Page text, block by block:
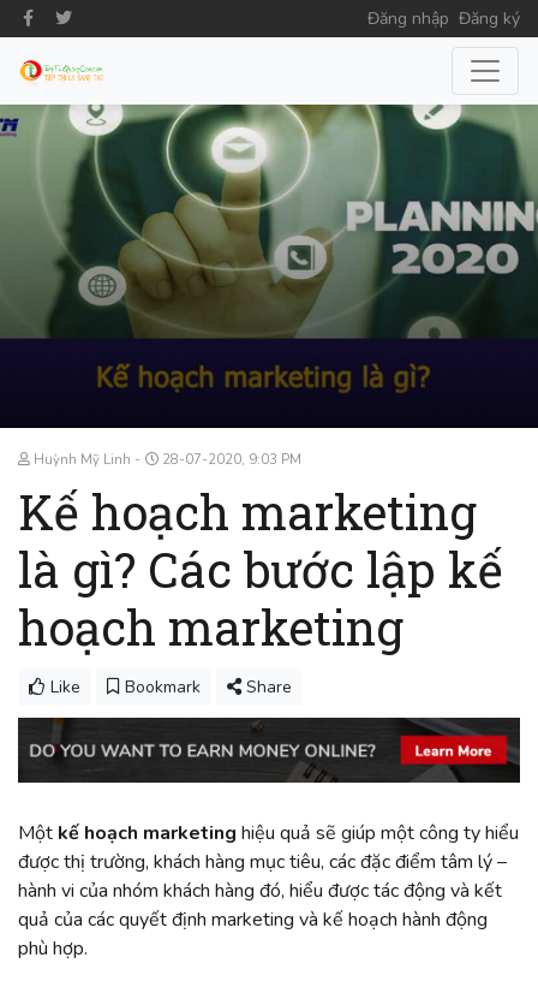
Đăng nhập Đăng ký
Huỳnh Mỹ Linh 28-07-2020, 9:03 PM
Kế hoạch marketing
là gì? Các bước lập kế
hoạch marketing
Like Bookmark Share
Một kế hoạch marketing hiệu quả sẽ giúp một công ty hiểu
được thị trường, khách hàng mục tiêu, các đặc điểm tâm lý –
hành vi của nhóm khách hàng đó, hiểu được tác động và kết
quả của các quyết định marketing và kế hoạch hành động
phù hợp.